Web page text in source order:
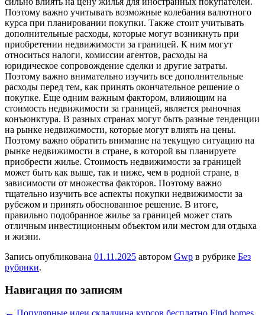
Поэтому важно учитывать возможные колебания валютного
курса при планировании покупки. Также стоит учитывать
дополнительные расходы, которые могут возникнуть при
приобретении недвижимости за границей. К ним могут
относиться налоги, комиссии агентов, расходы на
юридическое сопровождение сделки и другие затраты.
Поэтому важно внимательно изучить все дополнительные
расходы перед тем, как принять окончательное решение о
покупке. Еще одним важным фактором, влияющим на
стоимость недвижимости за границей, является рыночная
конъюнктура. В разных странах могут быть разные тенденции
на рынке недвижимости, которые могут влиять на цены.
Поэтому важно обратить внимание на текущую ситуацию на
рынке недвижимости в стране, в которой вы планируете
приобрести жилье. Стоимость недвижимости за границей
может быть как выше, так и ниже, чем в родной стране, в
зависимости от множества факторов. Поэтому важно
тщательно изучить все аспекты покупки недвижимости за
рубежом и принять обоснованное решение. В итоге,
правильно подобранное жилье за границей может стать
отличным инвестиционным объектом или местом для отдыха
и жизни.
Запись опубликована 01.11.2025 автором Gwp в рубрике Без
рубрики.
Навигация по записям
← Популярные идеи складчина курсов бесплатно Find homes